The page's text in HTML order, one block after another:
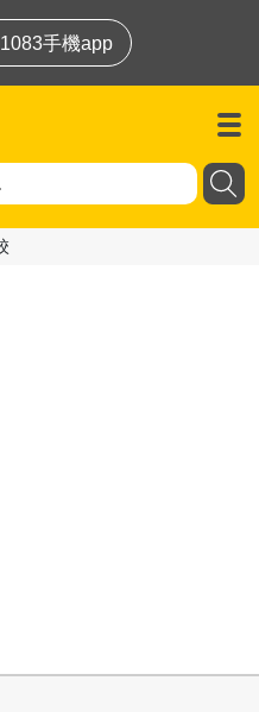
手機app